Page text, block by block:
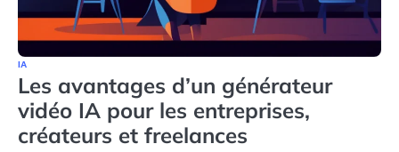
IA
Les avantages d’un générateur
vidéo IA pour les entreprises,
créateurs et freelances